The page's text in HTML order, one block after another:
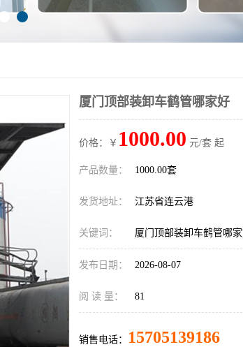
厦门顶部装卸车鹤管哪家好
价格：￥ 1000.00 元/套 起
产品数量： 1000.00套
发货地址： 江苏省连云港
关键词： 厦门顶部装卸车鹤管哪
发布日期： 2026-08-07
阅 读 量： 81
销售电话： 15705139186